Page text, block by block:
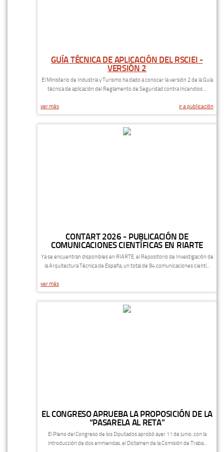
GUÍA TÉCNICA DE APLICACIÓN DEL RSCIEI -
VERSIÓN 2
El Ministerio de Industria y Turismo ha dado a conocer la versión 2 de la Guía
técnica de aplicación del Reglamento de Seguridad contra Incendios ...
ver más ir a publicación
CONTART 2026 - PUBLICACIÓN DE
COMUNICACIONES CIENTÍFICAS EN RIARTE
Ya se encuentran disponibles en RIARTE, el Repositorio de Investigación de
la Arquitectura Técnica de España, un total de 94 comunicaciones cientí...
ver más
EL CONGRESO APRUEBA LA PROPOSICIÓN DE LA
“PASARELA AL RETA”
El Pleno del Congreso de los Diputados aprobó ayer 11 de junio, con la
introducción de dos enmiendas, el Dictamen de la Comisión de Traba...